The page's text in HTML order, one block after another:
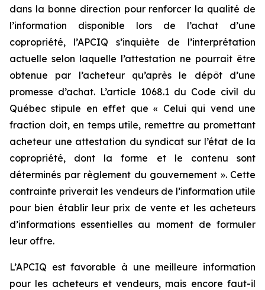
dans la bonne direction pour renforcer la qualité de
l’information disponible lors de l’achat d’une
copropriété, l’APCIQ s’inquiète de l’interprétation
actuelle selon laquelle l’attestation ne pourrait être
obtenue par l’acheteur qu’après le dépôt d’une
promesse d’achat. L’article 1068.1 du Code civil du
Québec stipule en effet que « Celui qui vend une
fraction doit, en temps utile, remettre au promettant
acheteur une attestation du syndicat sur l’état de la
copropriété, dont la forme et le contenu sont
déterminés par règlement du gouvernement ». Cette
contrainte priverait les vendeurs de l’information utile
pour bien établir leur prix de vente et les acheteurs
d’informations essentielles au moment de formuler
leur offre.
L’APCIQ est favorable à une meilleure information
pour les acheteurs et vendeurs, mais encore faut-il